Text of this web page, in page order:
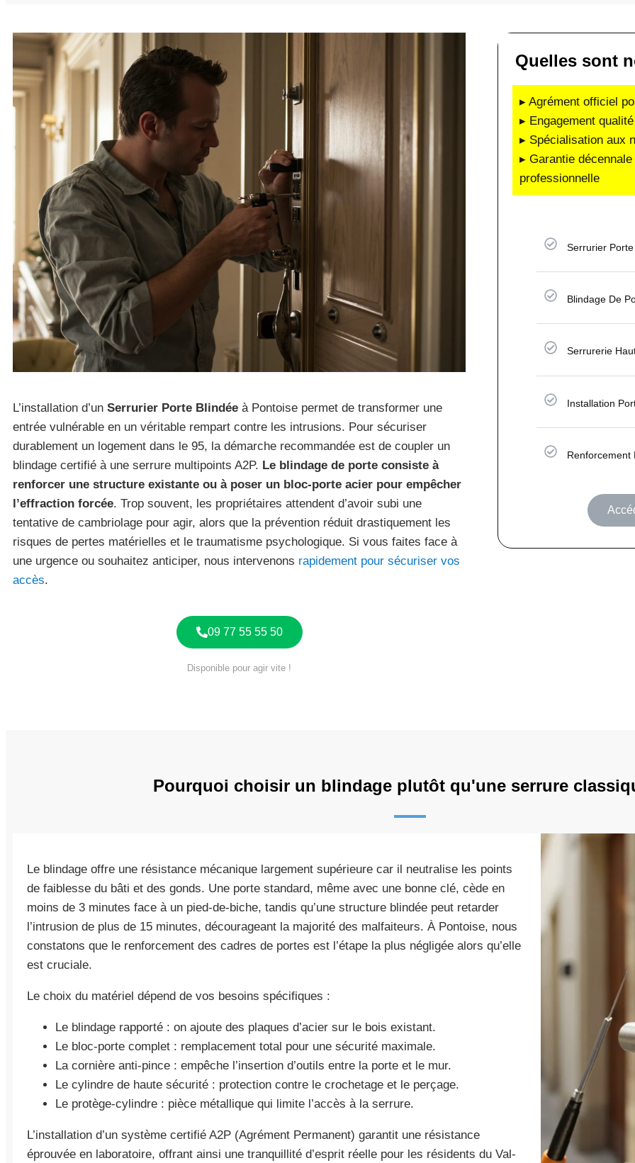
L’installation d’un Serrurier Porte Blindée à Pontoise permet de transformer une
entrée vulnérable en un véritable rempart contre les intrusions. Pour sécuriser
durablement un logement dans le 95, la démarche recommandée est de coupler un
blindage certifié à une serrure multipoints A2P. Le blindage de porte consiste à
renforcer une structure existante ou à poser un bloc-porte acier pour empêcher
l’effraction forcée. Trop souvent, les propriétaires attendent d’avoir subi une
tentative de cambriolage pour agir, alors que la prévention réduit drastiquement les
risques de pertes matérielles et le traumatisme psychologique. Si vous faites face à
une urgence ou souhaitez anticiper, nous intervenons rapidement pour sécuriser vos
accès.
09 77 55 55 50
Disponible pour agir vite !
Quelles sont
▸ Agrément officiel
▸ Engagement
▸ Spécialisation aux
▸ Garantie
professionnelle
Serrurier
Blindage De
Serrurerie
Installation
Renforcement
Pourquoi choisir un blindage plutôt qu'une serrure
Le blindage offre une résistance mécanique largement supérieure car il neutralise les points
de faiblesse du bâti et des gonds. Une porte standard, même avec une bonne clé, cède en
moins de 3 minutes face à un pied-de-biche, tandis qu’une structure blindée peut retarder
l’intrusion de plus de 15 minutes, décourageant la majorité des malfaiteurs. À Pontoise, nous
constatons que le renforcement des cadres de portes est l’étape la plus négligée alors qu’elle
est cruciale.
Le choix du matériel dépend de vos besoins spécifiques :
Le blindage rapporté : on ajoute des plaques d’acier sur le bois existant.
Le bloc-porte complet : remplacement total pour une sécurité maximale.
La cornière anti-pince : empêche l’insertion d’outils entre la porte et le mur.
Le cylindre de haute sécurité : protection contre le crochetage et le perçage.
Le protège-cylindre : pièce métallique qui limite l’accès à la serrure.
L’installation d’un système certifié A2P (Agrément Permanent) garantit une résistance
éprouvée en laboratoire, offrant ainsi une tranquillité d’esprit réelle pour les résidents du Val-